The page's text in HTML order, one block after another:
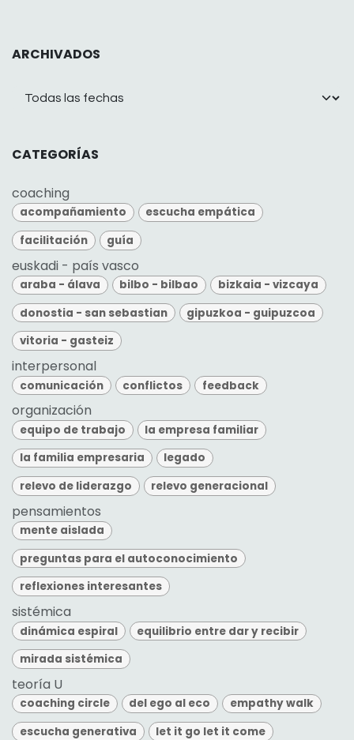
ARCHIVADOS
CATEGORÍAS
coaching
acompañamiento
escucha empática
facilitación
guía
euskadi - país vasco
araba - álava bilbo - bilbao
bizkaia - vizcaya
donostia - san sebastian
gipuzkoa - guipuzcoa
vitoria - gasteiz
interpersonal
comunicación conflictos feedback
organización
equipo de trabajo
la empresa familiar
la familia empresaria
legado
relevo de liderazgo
relevo generacional
pensamientos
mente aislada
preguntas para el autoconocimiento
reflexiones interesantes
sistémica
dinámica espiral
equilibrio entre dar y recibir
mirada sistémica
teoría U
coaching circle del ego al eco
empathy walk
escucha generativa
let it go let it come